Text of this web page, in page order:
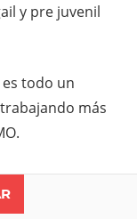
y pre juvenil
todo un
más